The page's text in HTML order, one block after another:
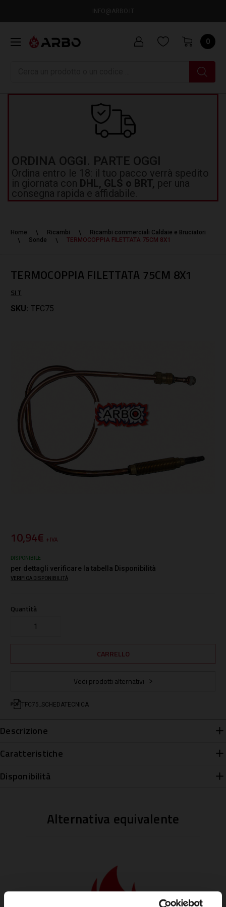
INFO@ARBO.IT
0
ORDINA OGGI. PARTE OGGI
Ordina entro le 18: il tuo pacco verrà spedito
in giornata con DHL, GLS o BRT, per una
consegna rapida e affidabile.
Home Ricambi
Ricambi commerciali Caldaie e Bruciatori
Sonde
TERMOCOPPIA FILETTATA 75CM 8X1
TERMOCOPPIA FILETTATA 75CM 8X1
SIT
SKU: TFC75
10,94€ + IVA
DISPONIBILE
per dettagli verificare la tabella Disponibilità
VERIFICA DISPONIBILITÀ
Quantità
Vedi prodotti alternativi
TFC75_SCHEDATECNICA
Descrizione
Caratteristiche
Disponibilità
Alternativa equivalente